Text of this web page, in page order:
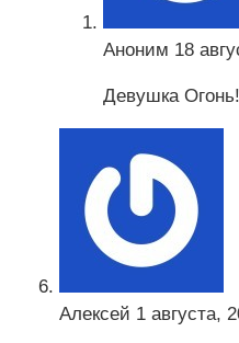
Аноним 18
Девушка
Алексей 1 августа,